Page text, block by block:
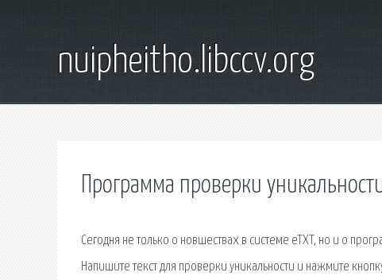
nuipheitho.libccv.org
Программа проверки
Сегодня не только о новшествах в системе eTXT, но и о
Напишите текст для проверки уникальности и нажмите